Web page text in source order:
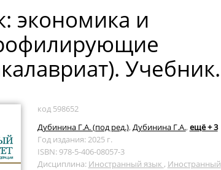
экономика и
Учебник.
код 598652
Дубинина Г.А. (под ред.), Дубинина Г.А., ещё + 3
Год издания: 2025 г.
ISBN: 978-5-406-08057-3
Дисциплина: Иностранный язык , Иностранный